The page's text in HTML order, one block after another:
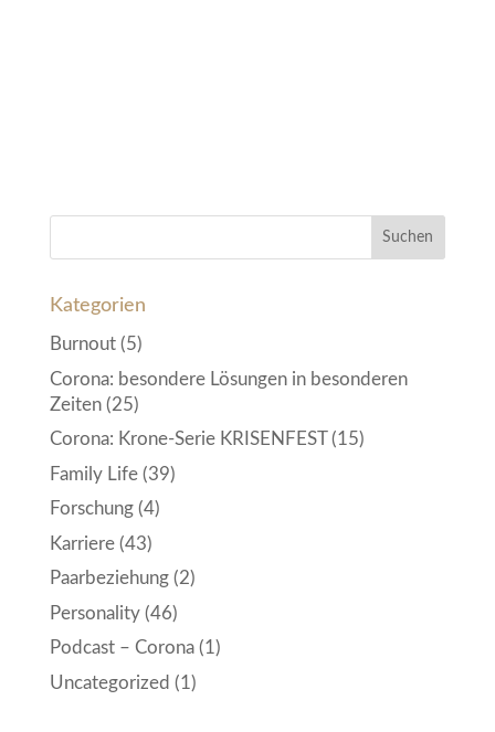
Kategorien
Burnout(5)
Corona: besondere Lösungen in besonderen
Zeiten(25)
Corona: Krone-Serie KRISENFEST(15)
Family Life(39)
Forschung(4)
Karriere(43)
Paarbeziehung(2)
Personality(46)
Podcast – Corona(1)
Uncategorized (1)